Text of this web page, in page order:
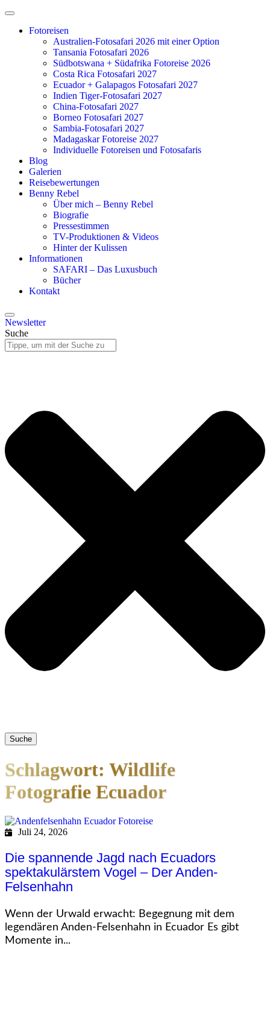
Zum
springenFotoreisen
Australien-Fotosafari 2026 mit einer Option
Tansania Fotosafari 2026
Südbotswana + Südafrika Fotoreise 2026
Costa Rica Fotosafari 2027
Ecuador + Galapagos Fotosafari 2027
Indien Tiger-Fotosafari 2027
China-Fotosafari 2027
Borneo Fotosafari 2027
Sambia-Fotosafari 2027
Madagaskar Fotoreise 2027
Individuelle Fotoreisen und Fotosafaris
Blog
Galerien
Reisebewertungen
Benny Rebel
Über mich – Benny Rebel
Biografie
Pressestimmen
TV-Produktionen & Videos
Hinter der Kulissen
Informationen
SAFARI – Das Luxusbuch
Bücher
Kontakt
Newsletter
Suche
Suche
Schlagwort: Wildlife
Fotografie Ecuador
Juli 24, 2026
Die spannende Jagd nach Ecuadors
spektakulärstem Vogel – Der Anden-
Felsenhahn
Wenn der Urwald erwacht: Begegnung mit dem
legendären Anden-Felsenhahn in Ecuador Es gibt
Momente in...